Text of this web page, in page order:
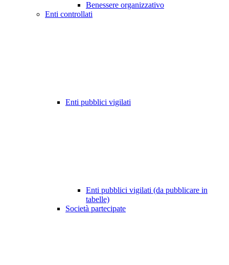
Benessere organizzativo
Enti controllati
Enti pubblici vigilati
Enti pubblici vigilati (da pubblicare in
tabelle)
Società partecipate